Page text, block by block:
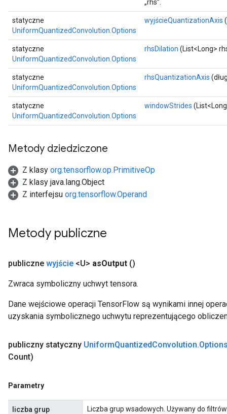
„rhs”.
statyczne
UniformQuantizedConvolution.Options
wyjścieQuantizationAxis
statyczne
UniformQuantizedConvolution.Options
rhsDilation (List<Long>
statyczne
UniformQuantizedConvolution.Options
rhsQuantizationAxis
statyczne
UniformQuantizedConvolution.Options
windowStrides
Metody dziedziczone
Z klasy org.tensorflow.op.PrimitiveOp
Z klasy java.lang.Object
Z interfejsu org.tensorflow.Operand
Metody publiczne
publiczne wyjście <U> asOutput ()
Zwraca symboliczny uchwyt tensora.
Dane wejściowe operacji TensorFlow są wynikami innej
uzyskania symbolicznego uchwytu reprezentującego
publiczny statyczny UniformQuantizedConvolution.
Count)
Parametry
liczba grup
Liczba grup wsadowych. Używany do